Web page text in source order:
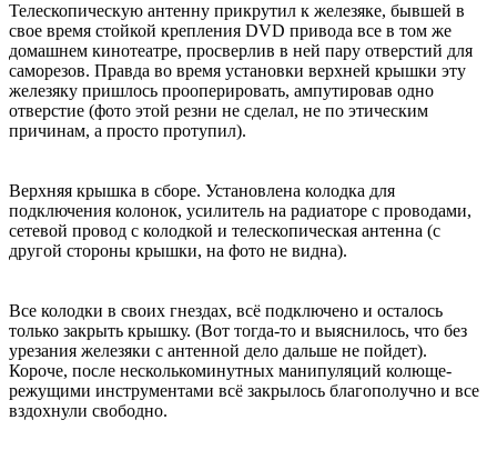
Телескопическую антенну прикрутил к железяке, бывшей в
свое время стойкой крепления DVD привода все в том же
домашнем кинотеатре, просверлив в ней пару отверстий для
саморезов. Правда во время установки верхней крышки эту
железяку пришлось прооперировать, ампутировав одно
отверстие (фото этой резни не сделал, не по этическим
причинам, а просто протупил).
Верхняя крышка в сборе. Установлена колодка для
подключения колонок, усилитель на радиаторе с проводами,
сетевой провод с колодкой и телескопическая антенна (с
другой стороны крышки, на фото не видна).
Все колодки в своих гнездах, всё подключено и осталось
только закрыть крышку. (Вот тогда-то и выяснилось, что без
урезания железяки с антенной дело дальше не пойдет).
Короче, после несколькоминутных манипуляций колюще-
режущими инструментами всё закрылось благополучно и все
вздохнули свободно.